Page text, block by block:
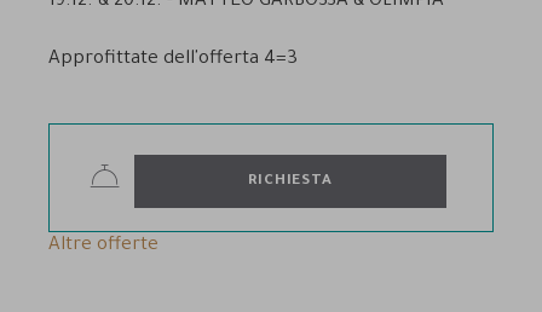
Approfittate dell'offerta 4=3
RICHIESTA
Altre offerte